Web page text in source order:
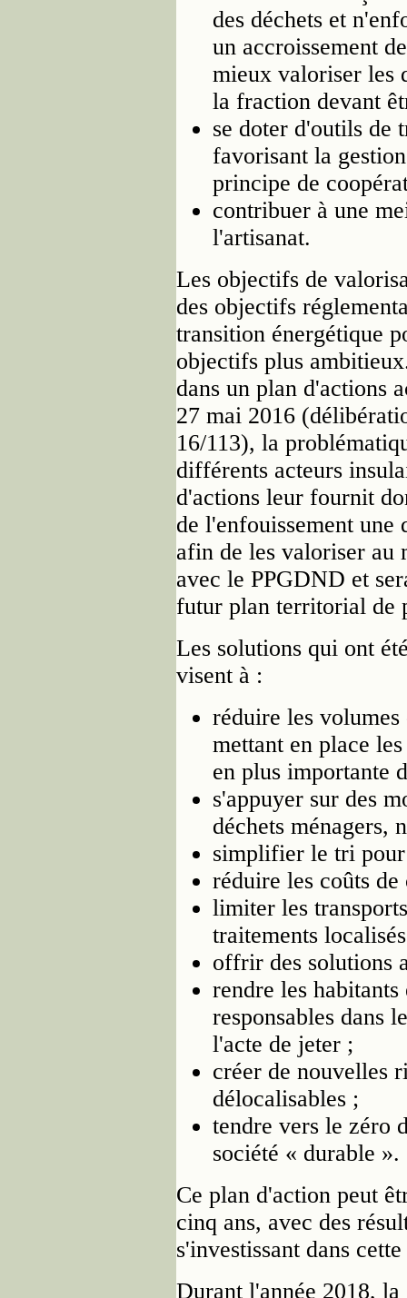
des déchets et
un accroissement
mieux valoriser les
la fraction devant
se doter d'outils de
favorisant la
principe de
contribuer à une
l'artisanat.
Les objectifs de
des objectifs
transition énergétique
objectifs plus
dans un plan d'actions
27 mai 2016
16/113), la
différents acteurs
d'actions leur fournit
de l'enfouissement une
afin de les valoriser au
avec le PPGDND et
futur plan territorial de
Les solutions qui ont
visent à :
réduire les volumes
mettant en place
en plus importante
s'appuyer sur des
déchets ménagers,
simplifier le tri
réduire les coûts
limiter les
traitements
offrir des solutions
rendre les
responsables dans
l'acte de jeter ;
créer de nouvelles
délocalisables ;
tendre vers le zéro
société « durable ».
Ce plan d'action peut
cinq ans, avec des
s'investissant dans
Durant l'année 2018,